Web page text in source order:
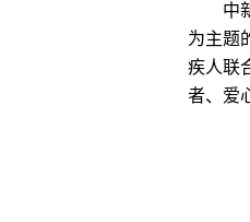
中新
为主题
疾人联
者、爱